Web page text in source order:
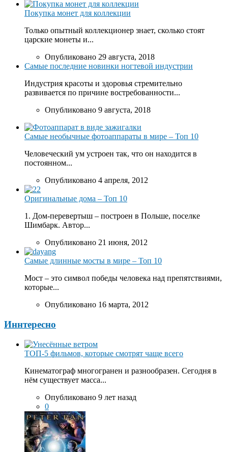
Покупка монет для коллекции
Только опытный коллекционер знает, сколько стоят
царские монеты и...
Опубликовано 29 августа, 2018
Самые последние новинки ногтевой индустрии
Индустрия красоты и здоровья стремительно
развивается по причине востребованности...
Опубликовано 9 августа, 2018
Самые необычные фотоаппараты в мире – Топ 10
Человеческий ум устроен так, что он находится в
постоянном...
Опубликовано 4 апреля, 2012
Оригинальные дома – Топ 10
1. Дом-перевертыш – построен в Польше, поселке
Шимбарк. Автор...
Опубликовано 21 июня, 2012
Самые длинные мосты в мире – Топ 10
Мост – это символ победы человека над препятствиями,
которые...
Опубликовано 16 марта, 2012
Иннтересно
ТОП-5 фильмов, которые смотрят чаще всего
Кинематограф многогранен и разнообразен. Сегодня в
нём существует масса...
Опубликовано 9 лет назад
0